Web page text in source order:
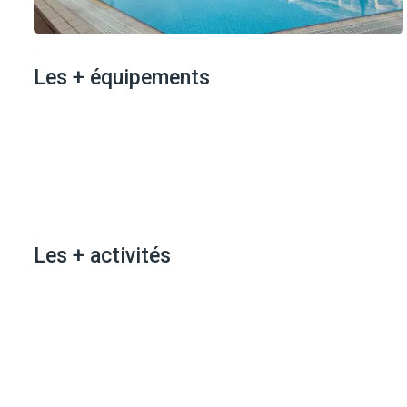
Les + équipements
Les + activités